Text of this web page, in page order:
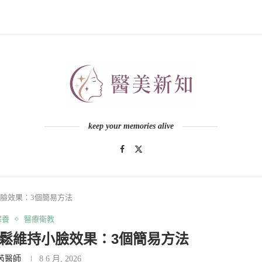
keep your memories alive
效果：3個簡易方法
養 醫療衛教
維持小臉效果：3個簡易方法
醫師 8 6 月, 2026